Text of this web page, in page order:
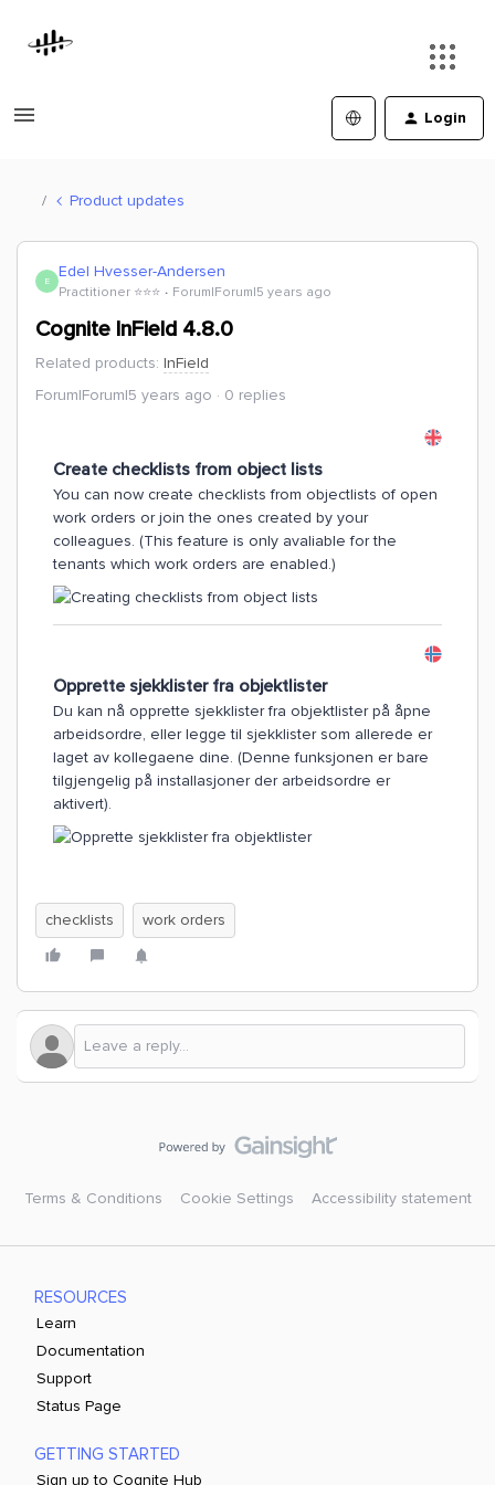
Login
Product updates
E Edel Hvesser-Andersen
Practitioner ⭐️⭐️⭐️ Forum|Forum|5 years ago
Cognite InField 4.8.0
Related products: InField
Forum|Forum|5 years ago
0 replies
Create checklists from object lists
You can now create checklists from objectlists of open
work orders or join the ones created by your
colleagues. (This feature is only avaliable for the
tenants which work orders are enabled.)
Opprette sjekklister fra objektlister
Du kan nå opprette sjekklister fra objektlister på åpne
arbeidsordre, eller legge til sjekklister som allerede er
laget av kollegaene dine. (Denne funksjonen er bare
tilgjengelig på installasjoner der arbeidsordre er
aktivert).
checklists work orders
Terms & Conditions Cookie Settings Accessibility statement
RESOURCES
Learn
Documentation
Support
Status Page
GETTING STARTED
Sign up to Cognite Hub